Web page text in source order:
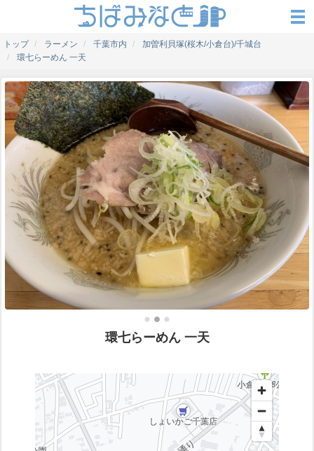
トップ ラーメン 千葉市内
加曽利貝塚(桜木/小倉台)/千城台
環七らーめん 一天
環七らーめん 一天